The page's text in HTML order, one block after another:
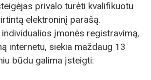
privalo turėti kvalifikuotu
elektroninį parašą.
įmonės registravimą,
internetu, siekia maždaug 13
būdu galima įsteigti: